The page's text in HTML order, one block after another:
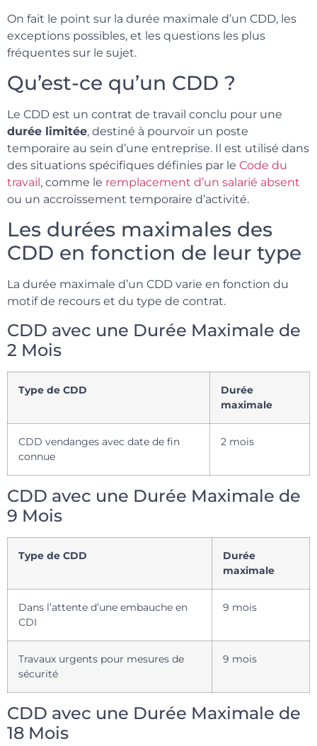
On fait le point sur la durée maximale d’un CDD, les
exceptions possibles, et les questions les plus
fréquentes sur le sujet.
Qu’est-ce qu’un CDD ?
Le CDD est un contrat de travail conclu pour une
durée limitée, destiné à pourvoir un poste
temporaire au sein d’une entreprise. Il est utilisé dans
des situations spécifiques définies par le Code du
travail, comme le remplacement d’un salarié absent
ou un accroissement temporaire d’activité.
Les durées maximales des
CDD en fonction de leur type
La durée maximale d’un CDD varie en fonction du
motif de recours et du type de contrat.
CDD avec une Durée Maximale de
2 Mois
Type de CDD
Durée
maximale
CDD vendanges avec date de fin
connue
2 mois
CDD avec une Durée Maximale de
9 Mois
Type de CDD
Durée
maximale
Dans l’attente d’une embauche en
CDI
9 mois
Travaux urgents pour mesures de
sécurité
9 mois
CDD avec une Durée Maximale de
18 Mois